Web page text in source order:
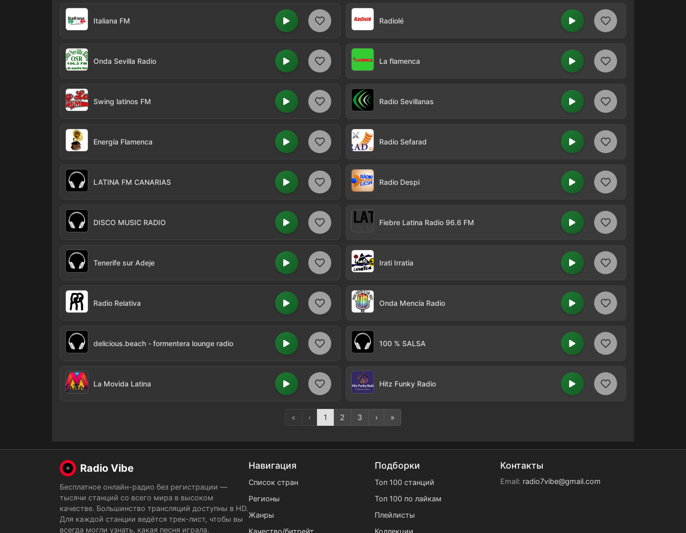
Italiana FM Radiolé
Onda Sevilla Radio La flamenca
Swing latinos FM Radio Sevillanas
Energía Flamenca Radio Sefarad
LATINA FM CANARIAS Radio Despi
DISCO MUSIC RADIO Fiebre Latina Radio 96.6 FM
Tenerife sur Adeje Irati Irratia
Radio Relativa Onda Mencía Radio
delicious.beach - formentera lounge radio 100 % SALSA
La Movida Latina Hitz Funky Radio
« ‹ 1 2 3 › »
Radio Vibe
Бесплатное онлайн-радио без регистрации —
тысячи станций со всего мира в высоком
качестве. Большинство трансляций доступны в HD.
Для каждой станции ведётся трек-лист, чтобы вы
всегда могли узнать, какая песня играла.
Навигация
Список стран
Регионы
Жанры
Качество/битрейт
Подборки
Топ 100 станций
Топ 100 по лайкам
Плейлисты
Коллекции
Контакты
Email: radio7vibe@gmail.com